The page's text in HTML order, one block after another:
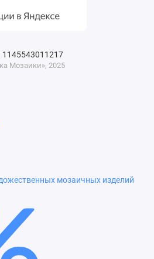
Мозаики», 2025
мозаичных изделий